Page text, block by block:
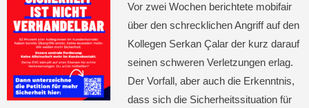
Vor zwei Wochen berichtete mobifair
über den schrecklichen Angriff auf den
Kollegen Serkan Çalar der kurz darauf
seinen schweren Verletzungen erlag.
Der Vorfall, aber auch die Erkenntnis,
dass sich die Sicherheitssituation für